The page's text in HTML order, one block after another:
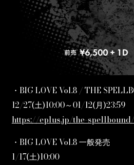
・BIG LOVE Vol.8 / THE
12/27(土)10:00～01/12(月)23:59
https://eplus.jp/the-spellbound/
・BIG LOVE Vol.8 一般発売
1/17(土)10:00